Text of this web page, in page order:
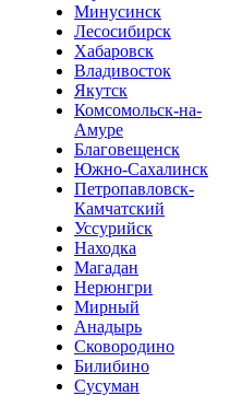
Минусинск
Лесосибирск
Хабаровск
Владивосток
Якутск
Комсомольск-на-
Амуре
Благовещенск
Южно-Сахалинск
Петропавловск-
Камчатский
Уссурийск
Находка
Магадан
Нерюнгри
Мирный
Анадырь
Сковородино
Билибино
Сусуман